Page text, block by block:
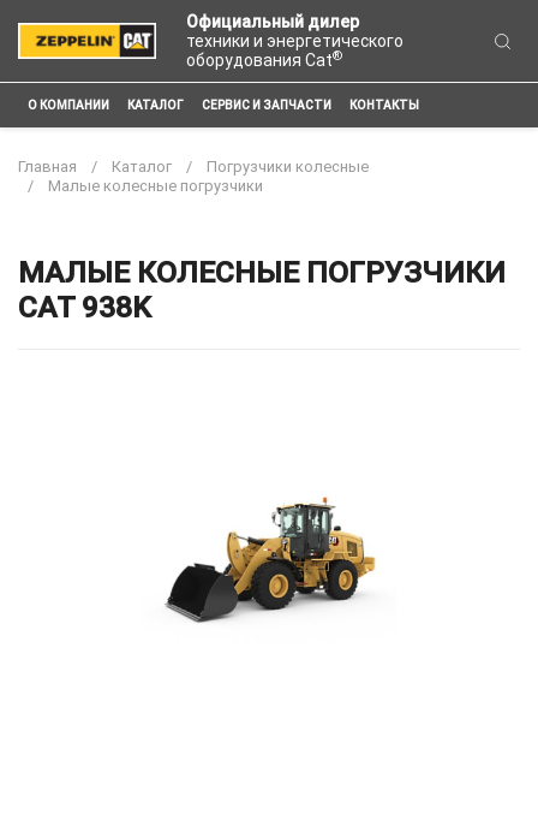
Официальный дилер
техники и энергетического
оборудования Cat®
О КОМПАНИИ КАТАЛОГ СЕРВИС И ЗАПЧАСТИ КОНТАКТЫ
Главная Каталог
Погрузчики колесные
Малые колесные погрузчики
МАЛЫЕ КОЛЕСНЫЕ ПОГРУЗЧИКИ
CAT 938K